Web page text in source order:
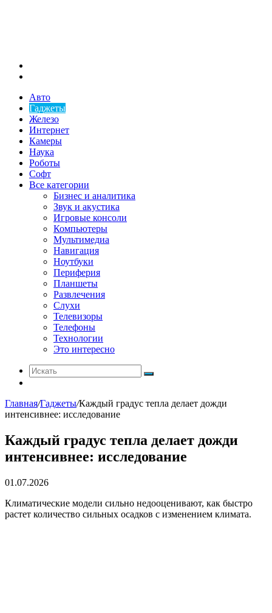
Авто
Гаджеты
Железо
Интернет
Камеры
Наука
Роботы
Софт
Все категории
Бизнес и аналитика
Звук и акустика
Игровые консоли
Компьютеры
Мультимедиа
Навигация
Ноутбуки
Периферия
Планшеты
Развлечения
Слухи
Телевизоры
Телефоны
Технологии
Это интересно
Искать
Главная/Гаджеты/Каждый градус тепла делает дожди
интенсивнее: исследование
Каждый градус тепла делает дожди
интенсивнее: исследование
01.07.2026
Климатические модели сильно недооценивают, как быстро
растет количество сильных осадков с изменением климата.